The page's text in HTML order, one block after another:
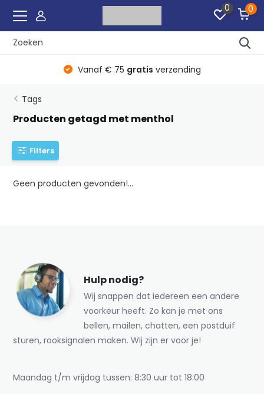
0 0
Vanaf € 75 gratis verzending
Tags
Producten getagd met menthol
Filters
Geen producten gevonden!...
Hulp nodig?
Wij snappen dat iedereen een andere
voorkeur heeft. Zo kan je met ons
bellen, mailen, chatten, een postduif
sturen, rooksignalen maken. Wij zijn er voor je!
Maandag t/m vrijdag tussen: 8:30 uur tot 18:00